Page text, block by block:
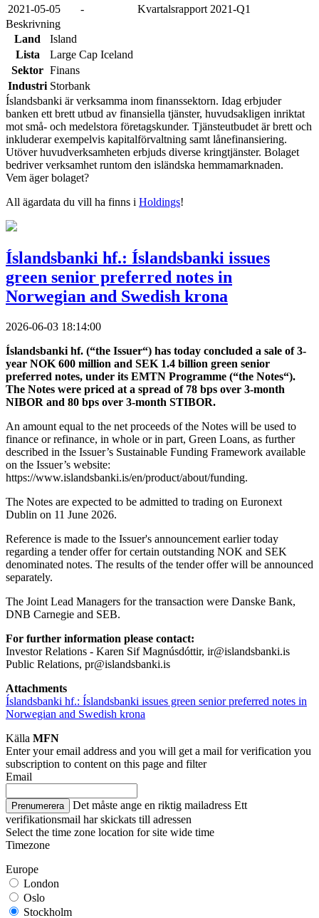
2021-05-05
-
Kvartalsrapport 2021-Q1
Beskrivning
Land
Island
Lista
Large Cap Iceland
Sektor Finans
Industri Storbank
Íslandsbanki är verksamma inom finanssektorn. Idag erbjuder
banken ett brett utbud av finansiella tjänster, huvudsakligen inriktat
mot små- och medelstora företagskunder. Tjänsteutbudet är brett och
inkluderar exempelvis kapitalförvaltning samt lånefinansiering.
Utöver huvudverksamheten erbjuds diverse kringtjänster. Bolaget
bedriver verksamhet runtom den isländska hemmamarknaden.
Vem äger bolaget?
All ägardata du vill ha finns i Holdings!
Íslandsbanki hf.: Íslandsbanki issues
green senior preferred notes in
Norwegian and Swedish krona
2026-06-03 18:14:00
Íslandsbanki hf. (“the Issuer“) has today concluded a sale of 3-
year NOK 600 million and SEK 1.4 billion green senior
preferred notes, under its EMTN Programme (“the Notes“).
The Notes were priced at a spread of 78 bps over 3-month
NIBOR and 80 bps over 3-month STIBOR.
An amount equal to the net proceeds of the Notes will be used to
finance or refinance, in whole or in part, Green Loans, as further
described in the Issuer’s Sustainable Funding Framework available
on the Issuer’s website:
https://www.islandsbanki.is/en/product/about/funding.
The Notes are expected to be admitted to trading on Euronext
Dublin on 11 June 2026.
Reference is made to the Issuer's announcement earlier today
regarding a tender offer for certain outstanding NOK and SEK
denominated notes. The results of the tender offer will be announced
separately.
The Joint Lead Managers for the transaction were Danske Bank,
DNB Carnegie and SEB.
For further information please contact:
Investor Relations - Karen Sif Magnúsdóttir, ir@islandsbanki.is
Public Relations, pr@islandsbanki.is
Attachments
Íslandsbanki hf.: Íslandsbanki issues green senior preferred notes in
Norwegian and Swedish krona
Källa MFN
Enter your email address and you will get a mail for verification you
subscription to content on this page and filter
Email
Prenumerera Det måste ange en riktig mailadress Ett
verifikationsmail har skickats till adressen
Select the time zone location for site wide time
Timezone
Europe
London
Oslo
Stockholm